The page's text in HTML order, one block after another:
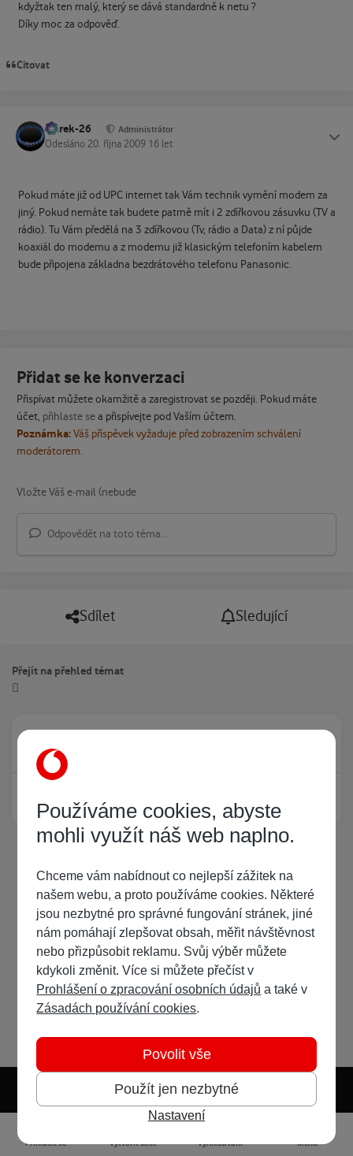
kdyžtak ten malý, který se dává standardně k netu ?
Díky moc za odpověď.
Citovat
Marek-26 Administrátor
Odesláno 20. října 2009 16 let
Pokud máte již od UPC internet tak Vám technik vymění modem za
jiný. Pokud nemáte tak budete patrně mít i 2 zdířkovou zásuvku (TV a
rádio). Tu Vám předělá na 3 zdířkovou (Tv, rádio a Data) z ní půjde
koaxiál do modemu a z modemu již klasickým telefoním kabelem
bude připojena základna bezdrátového telefonu Panasonic.
Přidat se ke konverzaci
Přispívat můžete okamžitě a zaregistrovat se později. Pokud máte
účet, přihlaste sea přispívejte pod Vaším účtem.
Poznámka:Váš příspěvek vyžaduje před zobrazením schválení
moderátorem.
Odpovědět na toto téma...
Sdílet Sledující
Přejít na přehled témat
Žádný registrovaný uživatel si neprohlíží tuto stránku
Světlý režim Předvolba systému
Přihlásit se Vytvořit účet Vyhledávání Menu
Používáme cookies, abyste
mohli využít náš web naplno.
Chceme vám nabídnout co nejlepší zážitek na
našem webu, a proto používáme cookies. Některé
jsou nezbytné pro správné fungování stránek, jiné
nám pomáhají zlepšovat obsah, měřit návštěvnost
nebo přizpůsobit reklamu. Svůj výběr můžete
kdykoli změnit. Více si můžete přečíst v
Prohlášení o zpracování osobních údajů a také v
Zásadách používání cookies.
Použít jen nezbytné
Povolit vše
Nastavení